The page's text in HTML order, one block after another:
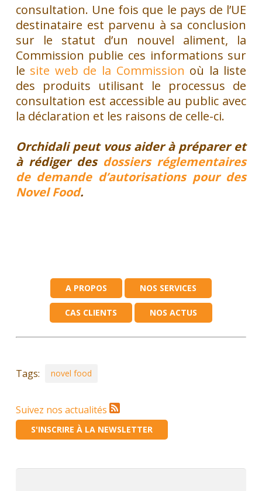
consultation. Une fois que le pays de l’UE
destinataire est parvenu à sa conclusion
sur le statut d’un nouvel aliment, la
Commission publie ces informations sur
le site web de la Commission où la liste
des produits utilisant le processus de
consultation est accessible au public avec
la déclaration et les raisons de celle-ci.
Orchidali peut vous aider à préparer et
à rédiger des dossiers réglementaires
de demande d’autorisations pour des
Novel Food.
A PROPOS NOS SERVICES
CAS CLIENTS NOS ACTUS
Tags: novel food
Suivez nos actualités
S'INSCRIRE À LA NEWSLETTER